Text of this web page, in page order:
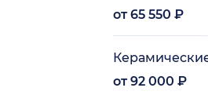
от 65 550 ₽
от 92 000 ₽